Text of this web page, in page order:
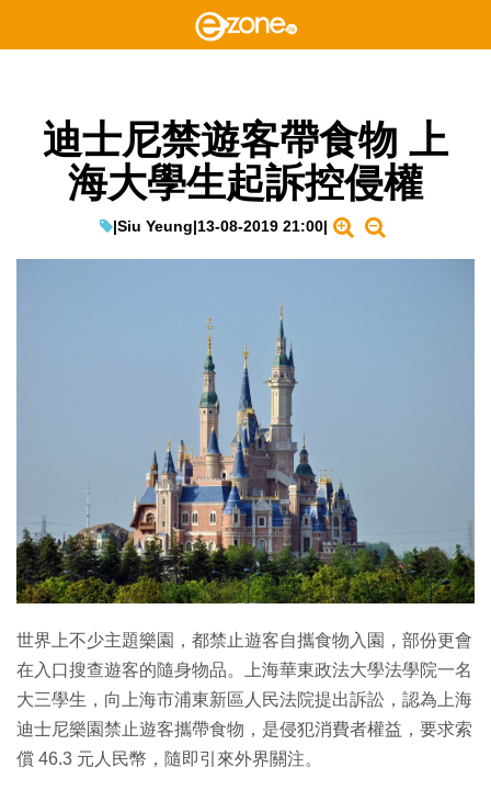
迪士尼禁遊客帶食物 上
海大學生起訴控侵權
|Siu Yeung|13-08-2019 21:00|
世界上不少主題樂園，都禁止遊客自攜食物入園，部份更會
在入口搜查遊客的隨身物品。上海華東政法大學法學院一名
大三學生，向上海市浦東新區人民法院提出訴訟，認為上海
迪士尼樂園禁止遊客攜帶食物，是侵犯消費者權益，要求索
償 46.3 元人民幣，隨即引來外界關注。